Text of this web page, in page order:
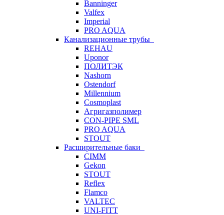
Banninger
Valfex
Imperial
PRO AQUA
Канализационные трубы
REHAU
Uponor
ПОЛИТЭК
Nashorn
Ostendorf
Millennium
Cosmoplast
Агригазполимер
CON-PIPE SML
PRO AQUA
STOUT
Расширительные баки
CIMM
Gekon
STOUT
Reflex
Flamco
VALTEC
UNI-FITT